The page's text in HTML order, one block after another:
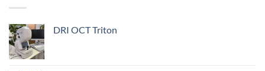
DRI OCT Triton